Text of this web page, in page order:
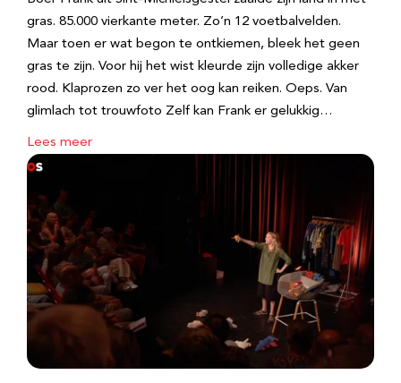
gras. 85.000 vierkante meter. Zo’n 12 voetbalvelden.
Maar toen er wat begon te ontkiemen, bleek het geen
gras te zijn. Voor hij het wist kleurde zijn volledige akker
rood. Klaprozen zo ver het oog kan reiken. Oeps. Van
glimlach tot trouwfoto Zelf kan Frank er gelukkig…
Lees meer